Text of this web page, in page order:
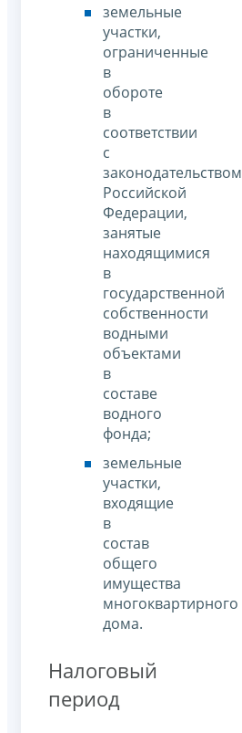
земельные
участки,
ограниченные
в
обороте
в
соответствии
с
законодательством
Российской
Федерации,
занятые
находящимися
в
государственной
собственности
водными
объектами
в
составе
водного
фонда;
земельные
участки,
входящие
в
состав
общего
имущества
многоквартирного
дома.
Налоговый
период